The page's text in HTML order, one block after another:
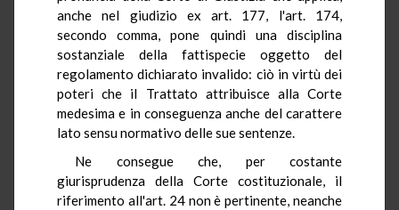
anche nel giudizio ex art. 177, l'art. 174,
secondo comma, pone quindi una disciplina
sostanziale della fattispecie oggetto del
regolamento dichiarato invalido: ciò in virtù dei
poteri che il Trattato attribuisce alla Corte
medesima e in conseguenza anche del carattere
lato sensu normativo delle sue sentenze.
Ne consegue che, per costante
giurisprudenza della Corte costituzionale, il
riferimento all'art. 24 non è pertinente, neanche